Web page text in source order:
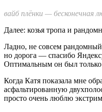
вайб плёнки — бесконечная
Далее: козья тропа и
Ладно, не совсем
но дорога — спасибо
Оптимальным он был только
Когда Катя показала мне
асфальтированную
просто очень люблю